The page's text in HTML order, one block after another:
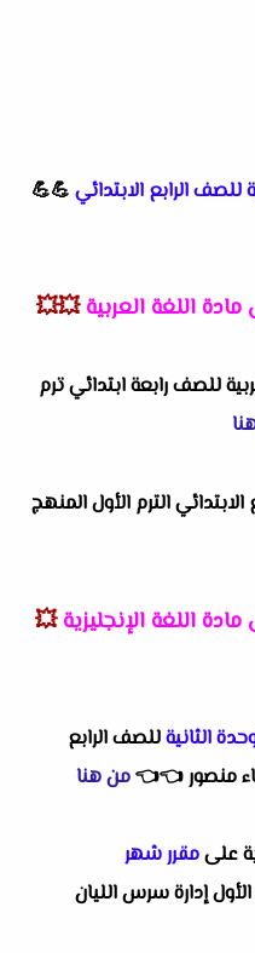
للصف الرابع الابتدائي 💪💪
مادة اللغة العربية 💥💥
للصف رابعة ابتدائي ترم
الترم الأول المنهج
اللغة الإنجليزية 💥
الثانيةللصف الرابع
منصور👈
👈من هنا
مقرر شهر
إدارة سرس الليان